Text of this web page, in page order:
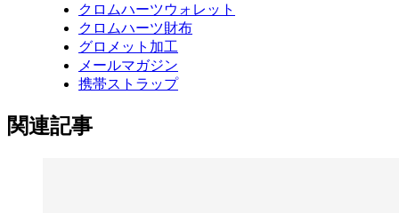
クロムハーツウォレット
クロムハーツ財布
グロメット加工
メールマガジン
携帯ストラップ
関連記事